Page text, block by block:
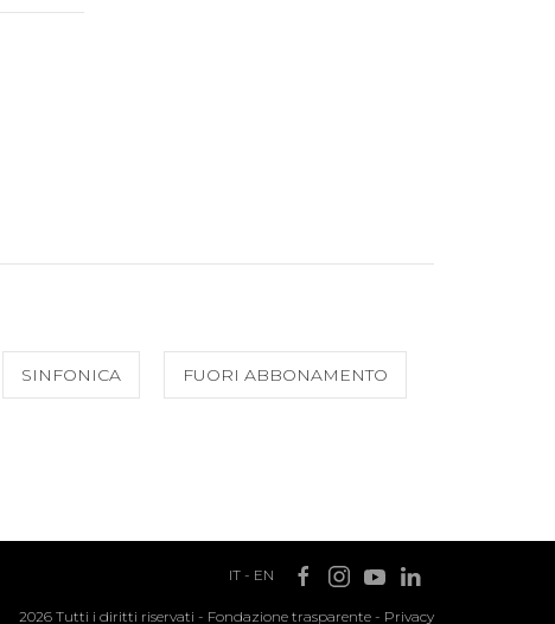
SINFONICA FUORI ABBONAMENTO
IT - EN
2026 Tutti i diritti riservati - Fondazione trasparente - Privacy